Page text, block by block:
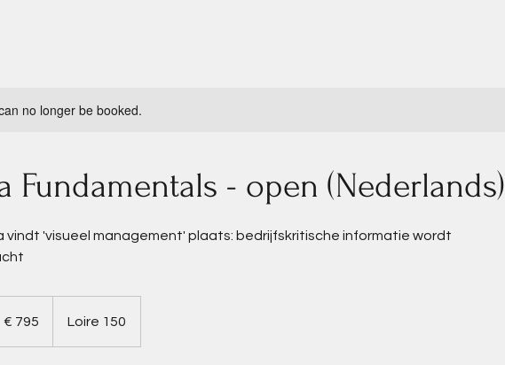
no longer be booked.
Fundamentals - open (Nederlands)
vindt 'visueel management' plaats: bedrijfskritische informatie wordt
€ 795 Loire 150